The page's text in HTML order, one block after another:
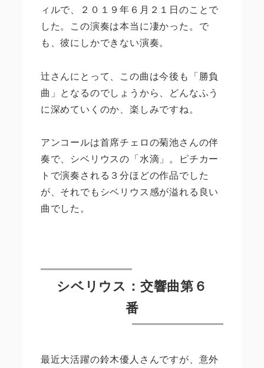
ィルで、２０１９年６月２１日のことで
した。この演奏は本当に凄かった。で
も、彼にしかできない演奏。
辻さんにとって、この曲は今後も「勝負
曲」となるのでしょうから、どんなふう
に深めていくのか、楽しみですね。
アンコールは首席チェロの菊池さんの伴
奏で、シベリウスの「水滴」。ピチカー
トで演奏される３分ほどの作品でした
が、それでもシベリウス感が溢れる良い
曲でした。
シベリウス：交響曲第６
番
最近大活躍の鈴木優人さんですが、意外